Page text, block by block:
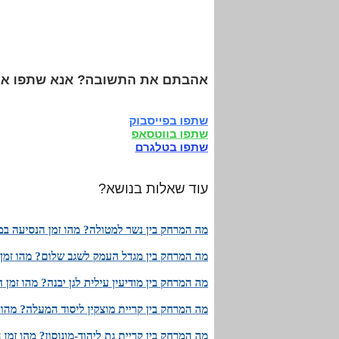
אהבתם את התשובה? אנא שתפו
שתפו בפייסבוק
שתפו בווטסאפ
שתפו בטלגרם
עוד שאלות בנושא?
מה המרחק בין נשר למטולה? מהו זמן הנסיעה
מה המרחק בין מגדל העמק לשגב שלום? מהו זמן
מה המרחק בין מודיעין עילית לגן יבנה? מהו
מה המרחק בין קריית מוצקין ליסוד המעלה?
מה המרחק בין קריית גת ליהוד-מונוסון? מהו